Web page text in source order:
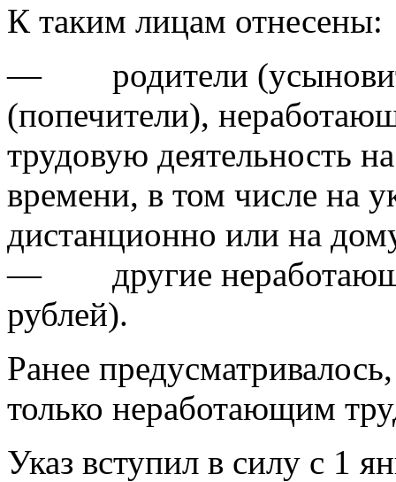
К таким лицам отнесены:
— родители
(попечители),
трудовую деятельность
времени, в том числе на
дистанционно или на
— другие
рублей).
Ранее
только неработающим
Указ вступил в силу с 1